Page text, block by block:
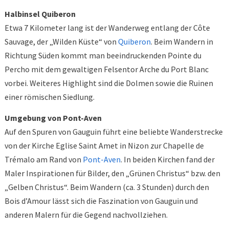
Halbinsel Quiberon
Etwa 7 Kilometer lang ist der Wanderweg entlang der Côte
Sauvage, der „Wilden Küste“ von Quiberon. Beim Wandern in
Richtung Süden kommt man beeindruckenden Pointe du
Percho mit dem gewaltigen Felsentor Arche du Port Blanc
vorbei. Weiteres Highlight sind die Dolmen sowie die Ruinen
einer römischen Siedlung.
Umgebung von Pont-Aven
Auf den Spuren von Gauguin führt eine beliebte Wanderstrecke
von der Kirche Eglise Saint Amet in Nizon zur Chapelle de
Trémalo am Rand von Pont-Aven. In beiden Kirchen fand der
Maler Inspirationen für Bilder, den „Grünen Christus“ bzw. den
„Gelben Christus“. Beim Wandern (ca. 3 Stunden) durch den
Bois d’Amour lässt sich die Faszination von Gauguin und
anderen Malern für die Gegend nachvollziehen.